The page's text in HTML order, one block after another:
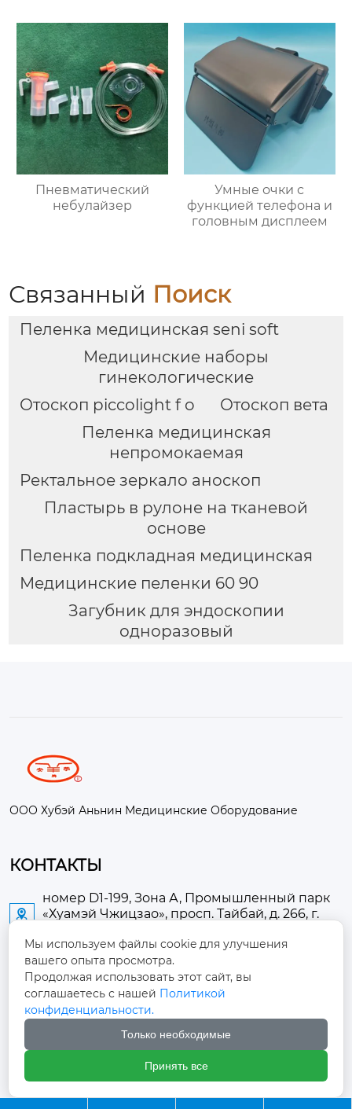
Пневматический
небулайзер
Умные очки с
функцией телефона и
головным дисплеем
Связанный Поиск
Пеленка медицинская seni soft
Медицинские наборы
гинекологические
Отоскоп piccolight f o
Отоскоп вета
Пеленка медицинская
непромокаемая
Ректальное зеркало аноскоп
Пластырь в рулоне на тканевой
основе
Пеленка подкладная медицинская
Медицинские пеленки 60 90
Загубник для эндоскопии
одноразовый
ООО Хубэй Аньнин Медицинские Оборудование
КОНТАКТЫ

номер D1-199, Зона А, Промышленный парк
«Хуамэй Чжицзао», просп. Тайбай, д. 266, г.
 2673889948@qq.com
+86-13705274289
+86-19084124289
Мы используем файлы cookie для улучшения
вашего опыта просмотра.
Продолжая использовать этот сайт, вы
соглашаетесь с нашей Политикой
конфиденциальности.
Только необходимые
Принять все